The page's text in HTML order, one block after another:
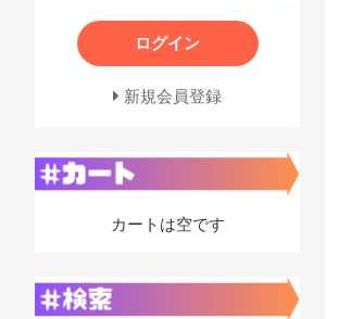
ログイン
新規会員登録
カートは空です